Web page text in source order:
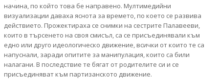
начина, по който това бе направено. Мултимедийни
визуализации даваха яснота за времето, по което се развива
действието. Прожектираха се снимки на сестрите Палавееви,
които в търсенето на своя смисъл, са се присъединявали към
едно или друго идеологическо движение, всички от които те са
напуснали, заради опитите за манипулация, които са били
налагани. В последствие те бягат от родителите си и се
присъединяват към партизанското движение.